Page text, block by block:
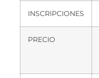
INSCRIPCIONES
PRECIO